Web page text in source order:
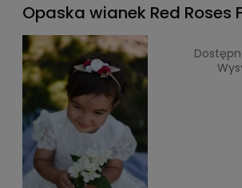
Opaska wianek Red Roses